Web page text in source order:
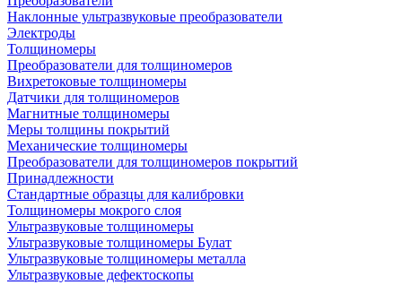
Наклонные ультразвуковые преобразователи
Электроды
Толщиномеры
Преобразователи для толщиномеров
Вихретоковые толщиномеры
Датчики для толщиномеров
Магнитные толщиномеры
Меры толщины покрытий
Механические толщиномеры
Преобразователи для толщиномеров покрытий
Принадлежности
Стандартные образцы для калибровки
Толщиномеры мокрого слоя
Ультразвуковые толщиномеры
Ультразвуковые толщиномеры Булат
Ультразвуковые толщиномеры металла
Ультразвуковые дефектоскопы